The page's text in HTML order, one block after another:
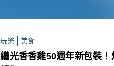
玩樂 美食
繼光香香雞50週年新包裝